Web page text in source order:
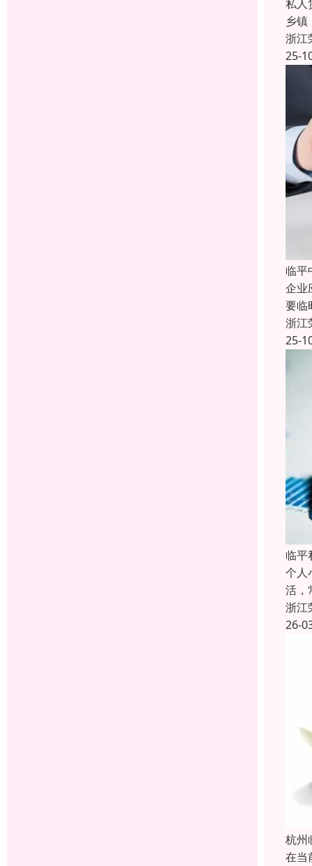
私
乡
浙江
25-
临平
企业
要临
浙江
25-
临平
个人
活，
浙江
26-
杭州
在当